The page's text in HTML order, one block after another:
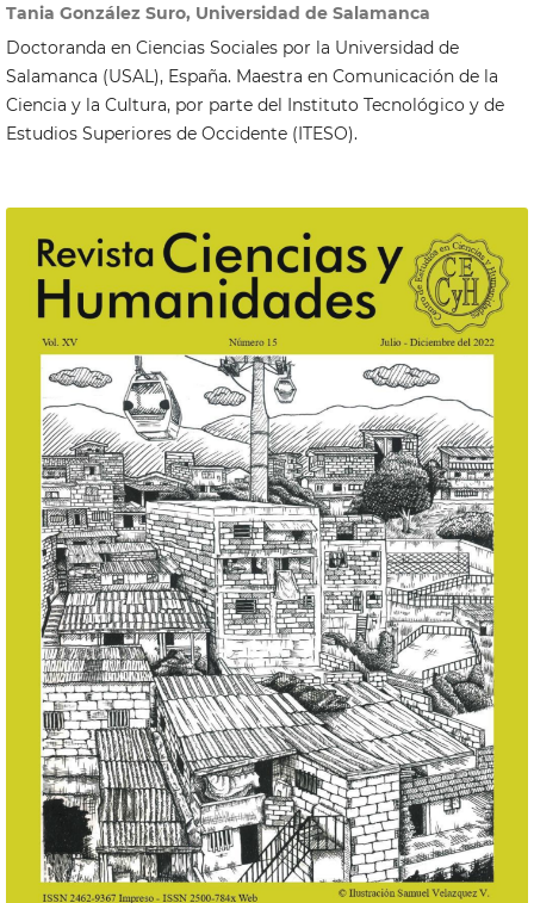
Tania González Suro, Universidad de Salamanca
Doctoranda en Ciencias Sociales por la Universidad de
Salamanca (USAL), España. Maestra en Comunicación de la
Ciencia y la Cultura, por parte del Instituto Tecnológico y de
Estudios Superiores de Occidente (ITESO).